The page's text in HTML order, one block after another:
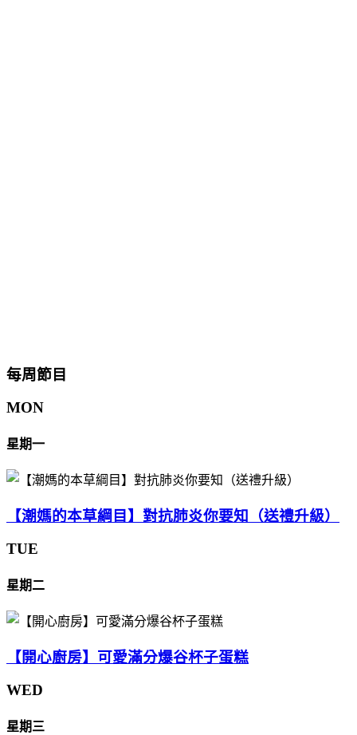
每周節目
MON
星期一
【潮媽的本草綱目】對抗肺炎你要知（送禮升級）
TUE
星期二
【開心廚房】可愛滿分爆谷杯子蛋糕
WED
星期三